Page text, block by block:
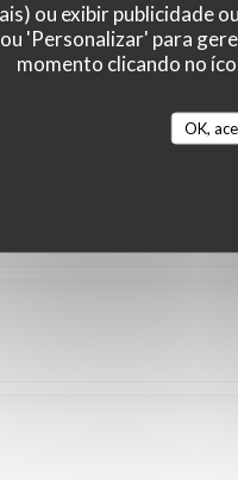
ou exibir publicidade
'Personalizar' para
momento clicando no
OK,
Caesar avec du poulet